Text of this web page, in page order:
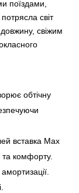
поїздами,
світ
свіжим
обтічну
вставка Max
та комфорту.